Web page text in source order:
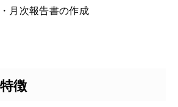
月次報告書の作成
徴